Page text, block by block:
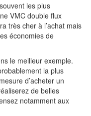
les plus
VMC double flux
très cher à l’achat mais
économies de
le meilleur exemple.
la plus
d’acheter un
de belles
notamment aux